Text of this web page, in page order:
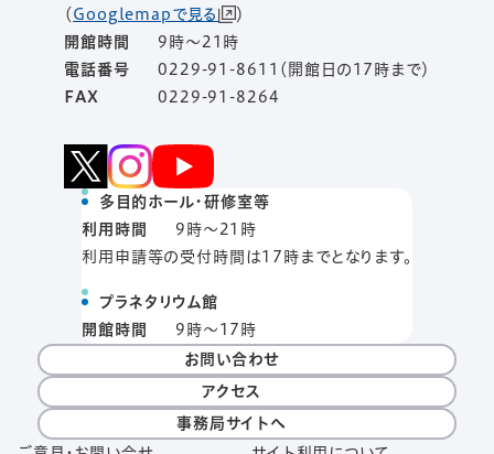
（ Googlemapで見る
）
開館時間
9時～21時
電話番号
0229-91-8611（開館日の17時まで）
FAX
0229-91-8264
多目的ホール・研修室等
利用時間
9時〜21時
利用申請等の受付時間は17時までとなります。
プラネタリウム館
開館時間
9時〜17時
お問い合わせ
アクセス
事務局サイトへ